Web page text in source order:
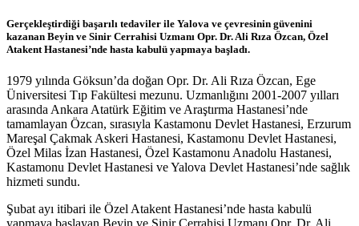
Gerçekleştirdiği başarılı tedaviler ile Yalova ve çevresinin güvenini
kazanan Beyin ve Sinir Cerrahisi Uzmanı Opr. Dr. Ali Rıza Özcan, Özel
Atakent Hastanesi’nde hasta kabulü yapmaya başladı.
1979 yılında Göksun’da doğan Opr. Dr. Ali Rıza Özcan, Ege
Üniversitesi Tıp Fakültesi mezunu. Uzmanlığını 2001-2007 yılları
arasında Ankara Atatürk Eğitim ve Araştırma Hastanesi’nde
tamamlayan Özcan, sırasıyla Kastamonu Devlet Hastanesi, Erzurum
Mareşal Çakmak Askeri Hastanesi, Kastamonu Devlet Hastanesi,
Özel Milas İzan Hastanesi, Özel Kastamonu Anadolu Hastanesi,
Kastamonu Devlet Hastanesi ve Yalova Devlet Hastanesi’nde sağlık
hizmeti sundu.
Şubat ayı itibari ile Özel Atakent Hastanesi’nde hasta kabulü
yapmaya başlayan Beyin ve Sinir Cerrahisi Uzmanı Opr. Dr. Ali